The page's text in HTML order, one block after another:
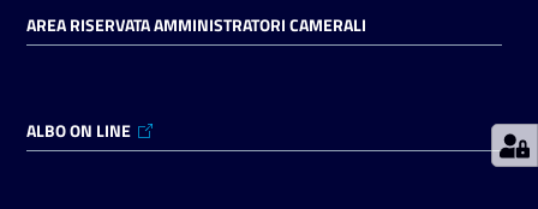
AREA RISERVATA AMMINISTRATORI CAMERALI
ALBO ON LINE